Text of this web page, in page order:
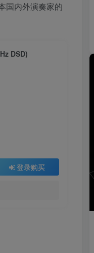
国内外演奏家的
DSD)
登录购买